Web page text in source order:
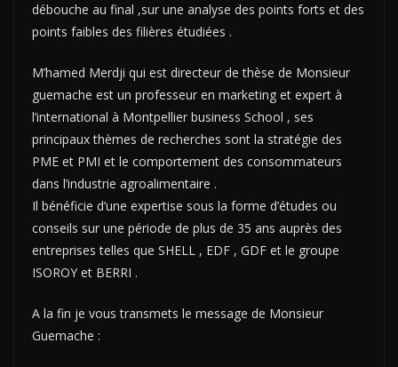
débouche au final ,sur une analyse des points forts et des
points faibles des filières étudiées .
M’hamed Merdji qui est directeur de thèse de Monsieur
guemache est un professeur en marketing et expert à
l’international à Montpellier business School , ses
principaux thèmes de recherches sont la stratégie des
PME et PMI et le comportement des consommateurs
dans l’industrie agroalimentaire .
Il bénéficie d’une expertise sous la forme d’études ou
conseils sur une période de plus de 35 ans auprès des
entreprises telles que SHELL , EDF , GDF et le groupe
ISOROY et BERRI .
A la fin je vous transmets le message de Monsieur
Guemache :